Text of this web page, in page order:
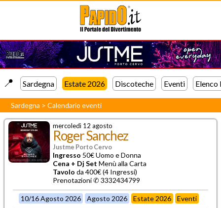
📍️ Sardegna Estate 2026 Discoteche Eventi Elenco
Sardegna >Calendario eventi
mercoledì 12 agosto
Roger Sanchez
Justme Porto Cervo
Ingresso 50€ Uomo e Donna
Cena + Dj Set Menù alla Carta
Tavolo da 400€ (4 Ingressi)
Prenotazioni ✆ 3332434799
10/16 Agosto 2026 Agosto 2026 Estate 2026 Eventi